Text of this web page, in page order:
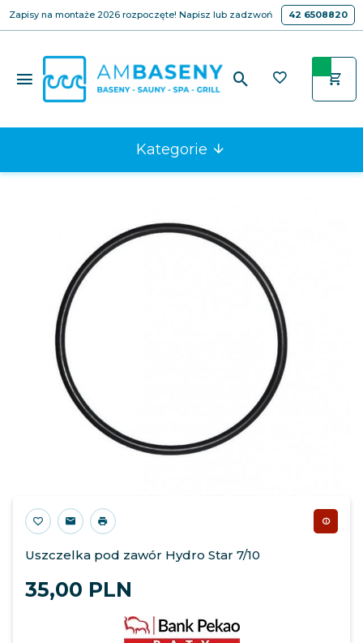
Zapisy na montaże 2026 rozpoczęte! Napisz lub zadzwoń 42 6508820
Kategorie
Uszczelka pod zawór Hydro Star 7/10
35,00 PLN